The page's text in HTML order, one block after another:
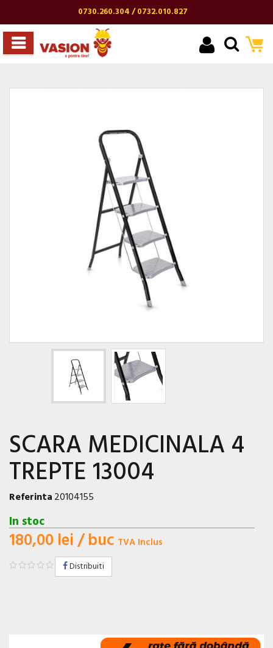
0730.260.304 / 0732.010.827
SCARA MEDICINALA 4
TREPTE 13004
Referinta20104155
In stoc
180,00 lei/ buc TVA Inclus
Distribuiti